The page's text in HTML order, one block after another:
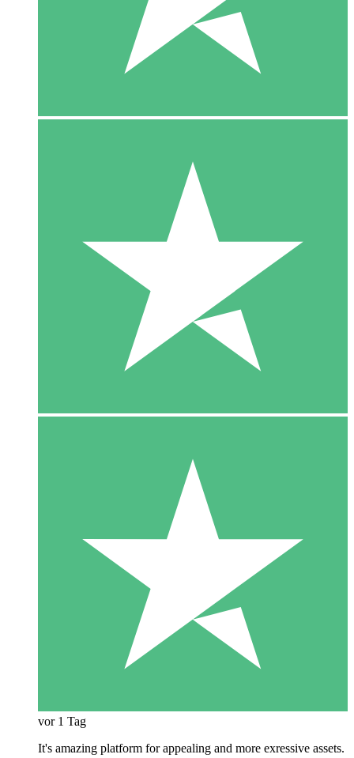
vor 1 Tag
It's amazing platform for appealing and more exressive assets.